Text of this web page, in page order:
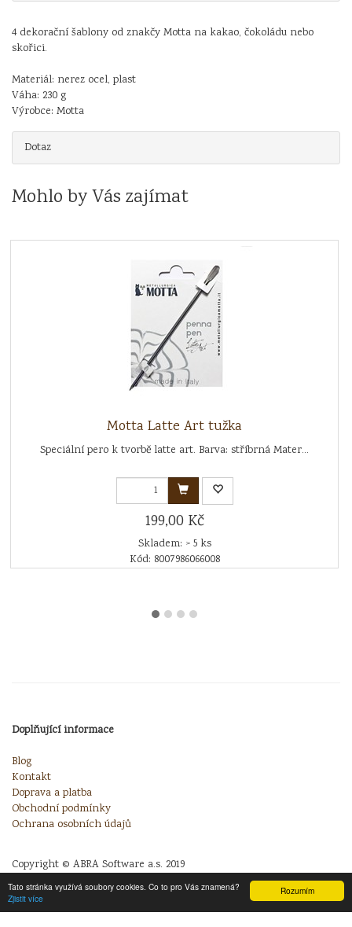
Rozumím
Tato stránka využívá soubory cookies. Co to pro Vás znamená?
Zjistit více
4 dekorační šablony od znakčy Motta na kakao, čokoládu nebo
skořici.
Materiál: nerez ocel, plast
Váha: 230 g
Výrobce: Motta
Dotaz
Mohlo by Vás zajímat
Motta Latte Art tužka
Speciální pero k tvorbě latte art. Barva: stříbrná Mater...
199,00 Kč
Skladem: > 5 ks
Kód: 8007986066008
Doplňující informace
Blog
Kontakt
Doprava a platba
Obchodní podmínky
Ochrana osobních údajů
Copyright © ABRA Software a.s. 2019